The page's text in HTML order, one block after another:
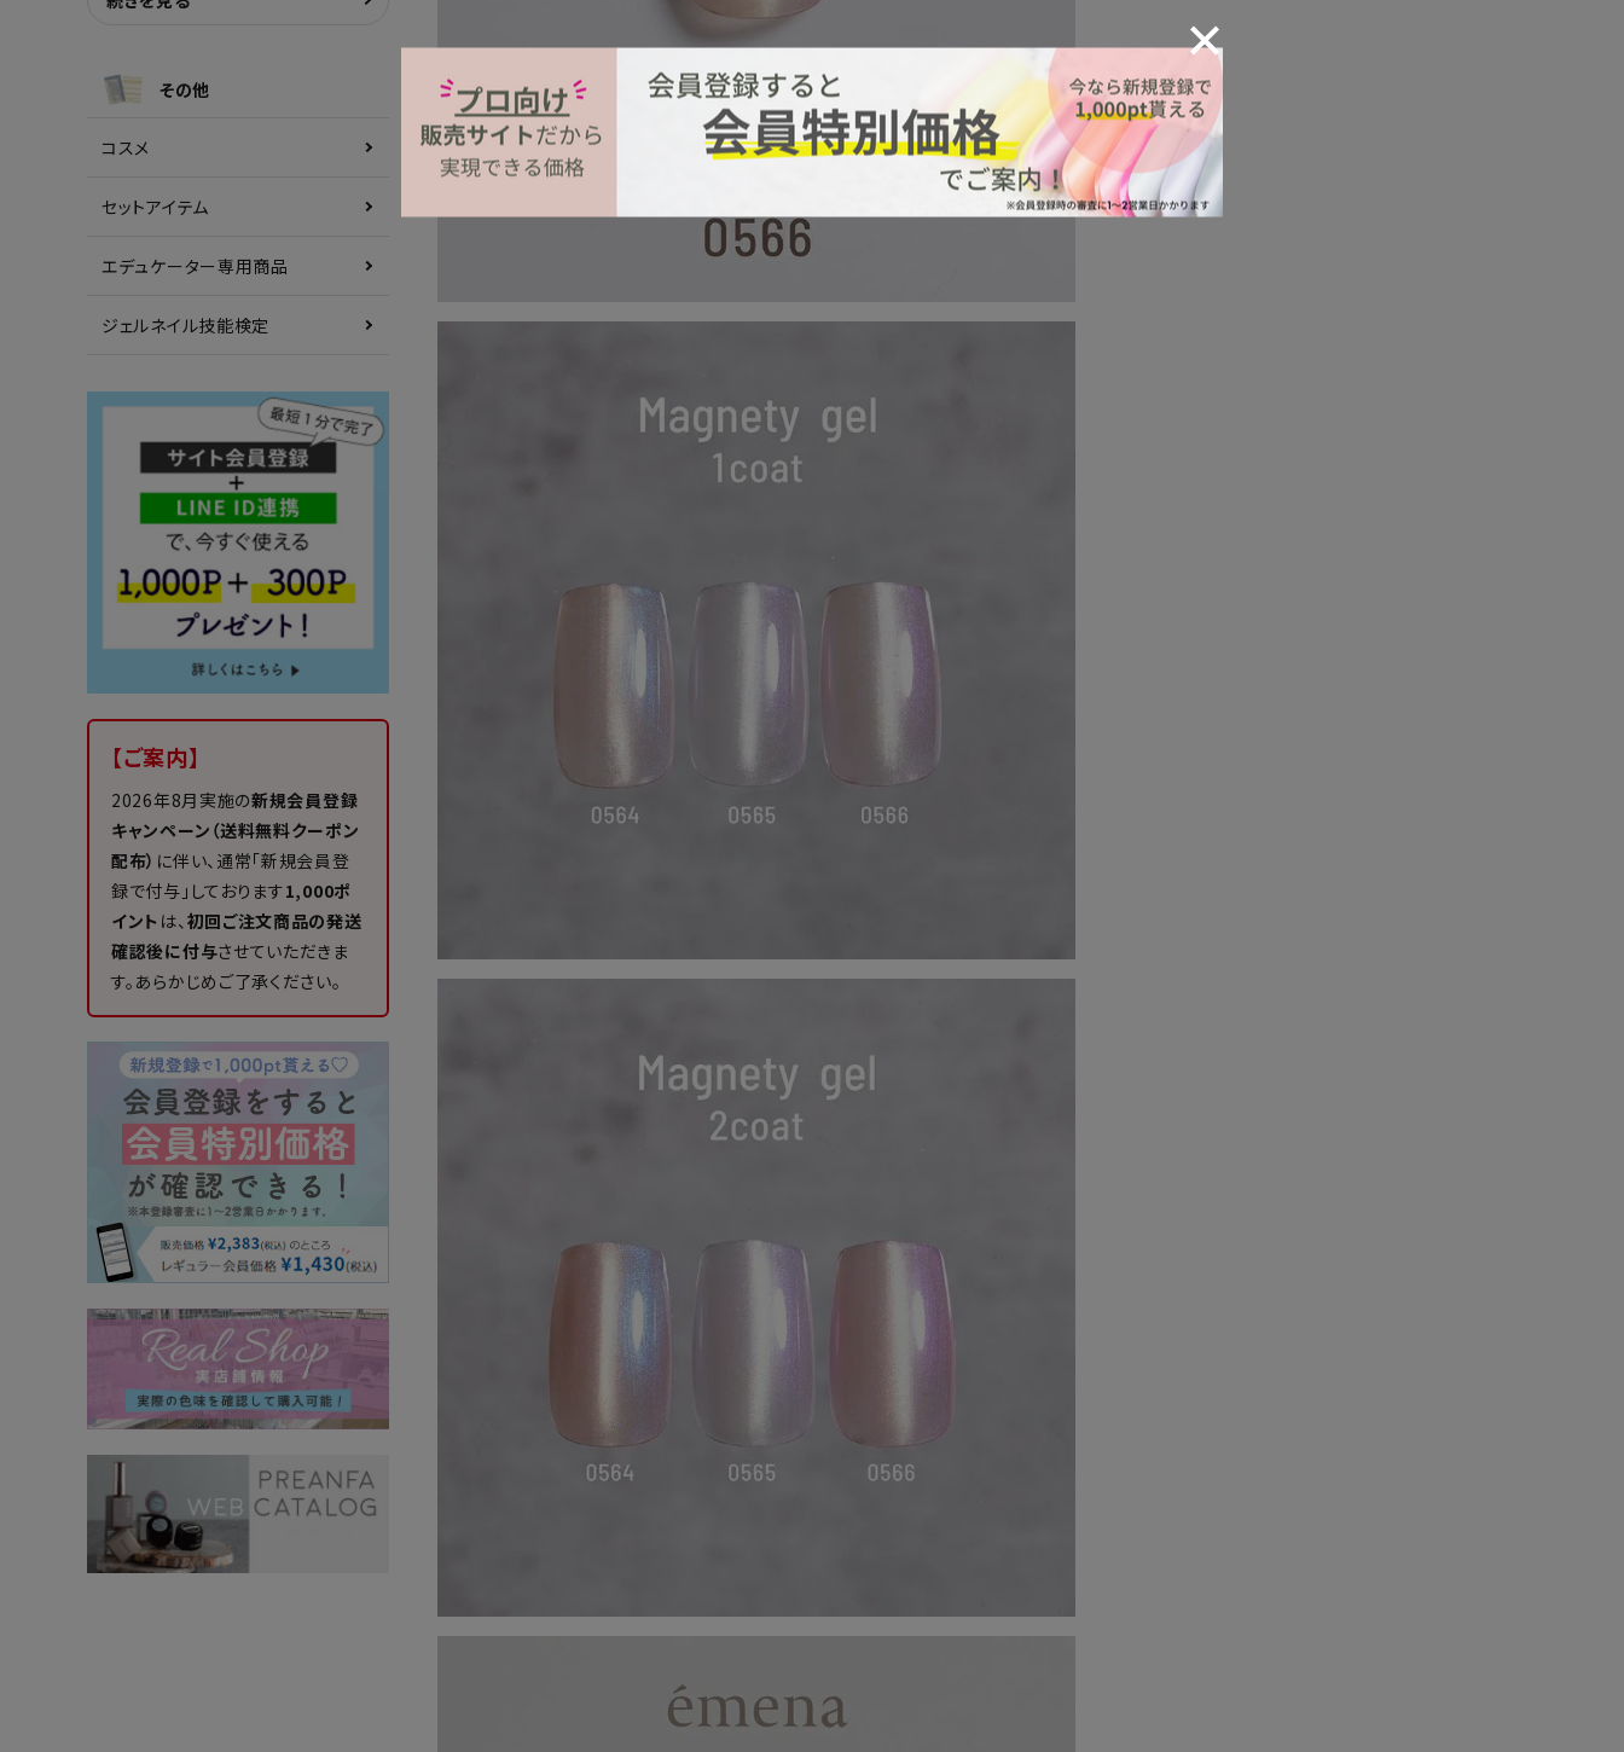
その他
コスメ
セットアイテム
エデュケーター専用商品
ジェルネイル技能検定
【ご案内】
2026年8月実施の新規会員登録
キャンペーン（送料無料クーポン
配布） に伴い、通常「新規会員登
録で付与」しております1,000ポ
イント は、初回ご注文商品の発送
確認後に付与させていただきま
す。あらかじめご了承ください。